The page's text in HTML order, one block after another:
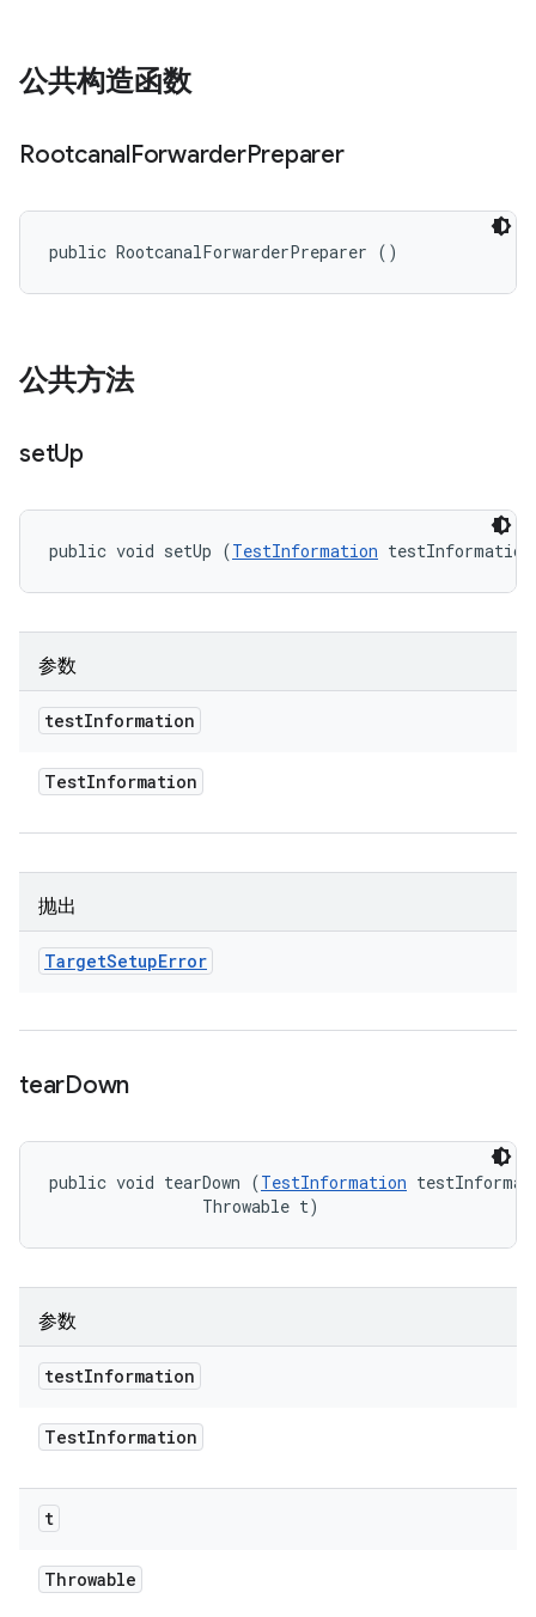
公共构造函数
RootcanalForwarderPreparer
public RootcanalForwarderPreparer ()
公共方法
setUp
public void setUp (TestInformation
参数
testInformation
TestInformation
抛出
TargetSetupError
tearDown
public void tearDown (TestInformation
                Throwable t)
参数
testInformation
TestInformation
t
Throwable